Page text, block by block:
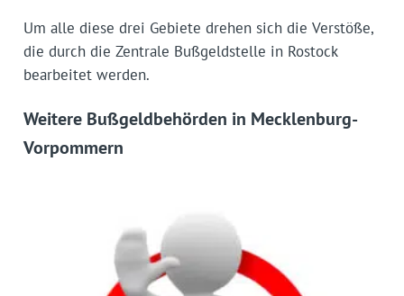
Um alle diese drei Gebiete drehen sich die Verstöße,
die durch die Zentrale Bußgeldstelle in Rostock
bearbeitet werden.
Weitere Bußgeldbehörden in Mecklenburg-
Vorpommern